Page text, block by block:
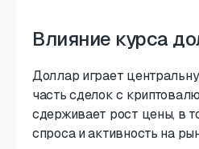
Влияние курса
Доллар играет
часть сделок с
сдерживает рост цены, в
спроса и активность на